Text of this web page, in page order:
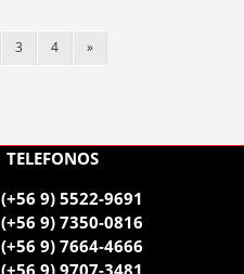
3 4 »
TELÉFONOS
(+56 9) 5522-9691
(+56 9) 7350-0816
(+56 9) 7664-4666
(+56 9) 9707-3481